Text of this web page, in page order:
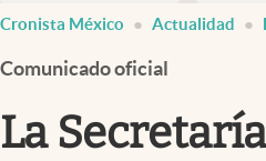
Opinión
Brand Strategy
Vida y estilo
Cronista México Actualidad
Comunicado oficial
La